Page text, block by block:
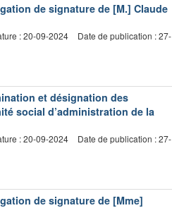
de signature de [M.] Claude
: 20-09-2024
Date de publication : 27-
et désignation des
social d’administration de la
: 20-09-2024
Date de publication : 27-
de signature de [Mme]